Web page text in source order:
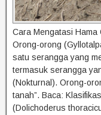
Cara Mengatasi Hama
Orong-orong
satu serangga yang
termasuk serangga
(Nokturnal). Orong-
tanah”. Baca:
(Dolichoderus